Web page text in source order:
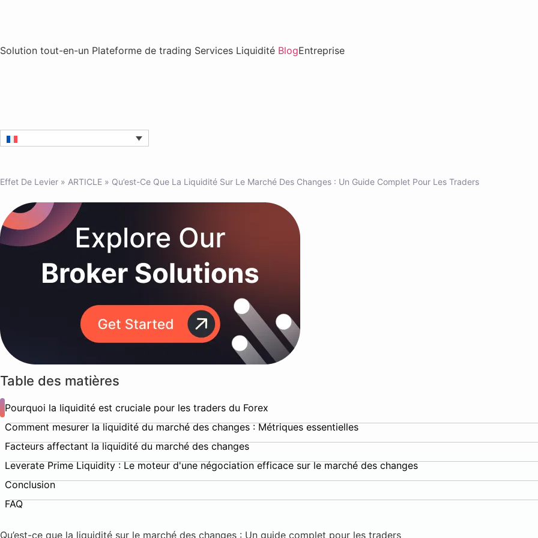
Solution tout-en-un Plateforme de trading Services Liquidité BlogEntreprise
Effet De Levier » ARTICLE » Qu’est-Ce Que La Liquidité Sur Le Marché Des Changes : Un Guide Complet Pour Les Traders
Table des matières
Pourquoi la liquidité est cruciale pour les traders du Forex
Comment mesurer la liquidité du marché des changes : Métriques essentielles
Facteurs affectant la liquidité du marché des changes
Leverate Prime Liquidity : Le moteur d'une négociation efficace sur le marché des changes
Conclusion
FAQ
Qu’est-ce que la liquidité sur le marché des changes : Un guide complet pour les traders